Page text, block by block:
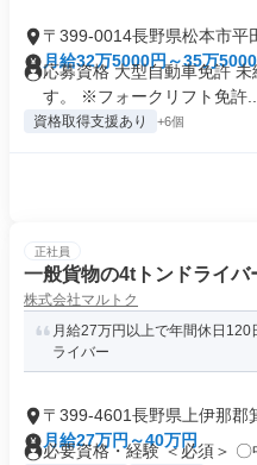
〒399-0014長野県松本市平
月給32万5000円～35万
応募資格 大型自動車免許
す。 ※フォークリフト免許...
資格取得支援あり +6個
正社員
一般貨物の4tトンドライバ
株式会社マルトク
月給27万円以上で年間休日
ライバー
〒399-4601長野県上伊那郡
月給27万円～40万円
必要資格・経験 ＜必須＞